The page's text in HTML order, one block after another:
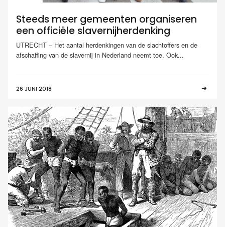
Steeds meer gemeenten organiseren
een officiële slavernijherdenking
UTRECHT – Het aantal herdenkingen van de slachtoffers en de
afschaffing van de slavernij in Nederland neemt toe. Ook...
26 JUNI 2018